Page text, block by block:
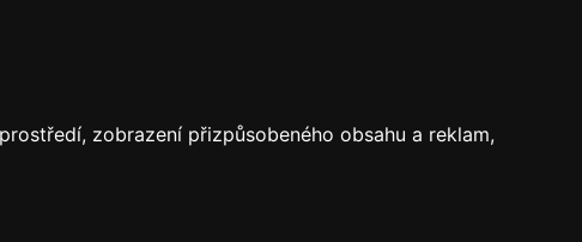
zobrazení přizpůsobeného obsahu a reklam,